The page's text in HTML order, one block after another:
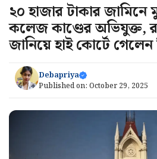
২০ হাজার টাকার
কলেজ কাণ্ডের অভিযুক্ত,
জানিয়ে হাই কোর্টে গেলেন
Debapriya
Published on: October 29, 2025